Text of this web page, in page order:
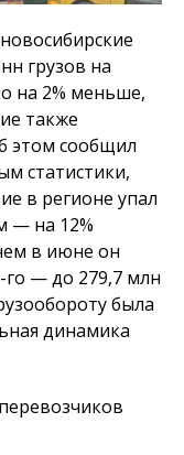
грузов на
на 2% меньше,
также
этом сообщил
статистики,
в регионе упал
— на 12%
в июне он
го — до 279,7 млн
была
динамика